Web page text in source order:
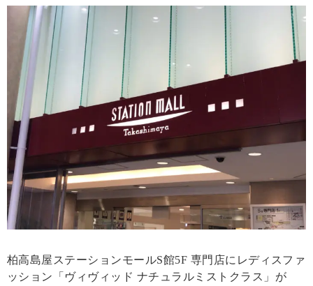
柏高島屋ステーションモールS館5F 専門店にレディスファ
ッション「ヴィヴィッド ナチュラルミストクラス」が